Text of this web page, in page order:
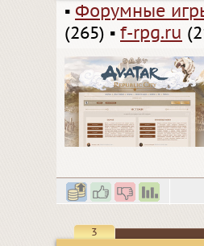
▪ Форумные
(265) ▪ f-rpg.ru
3